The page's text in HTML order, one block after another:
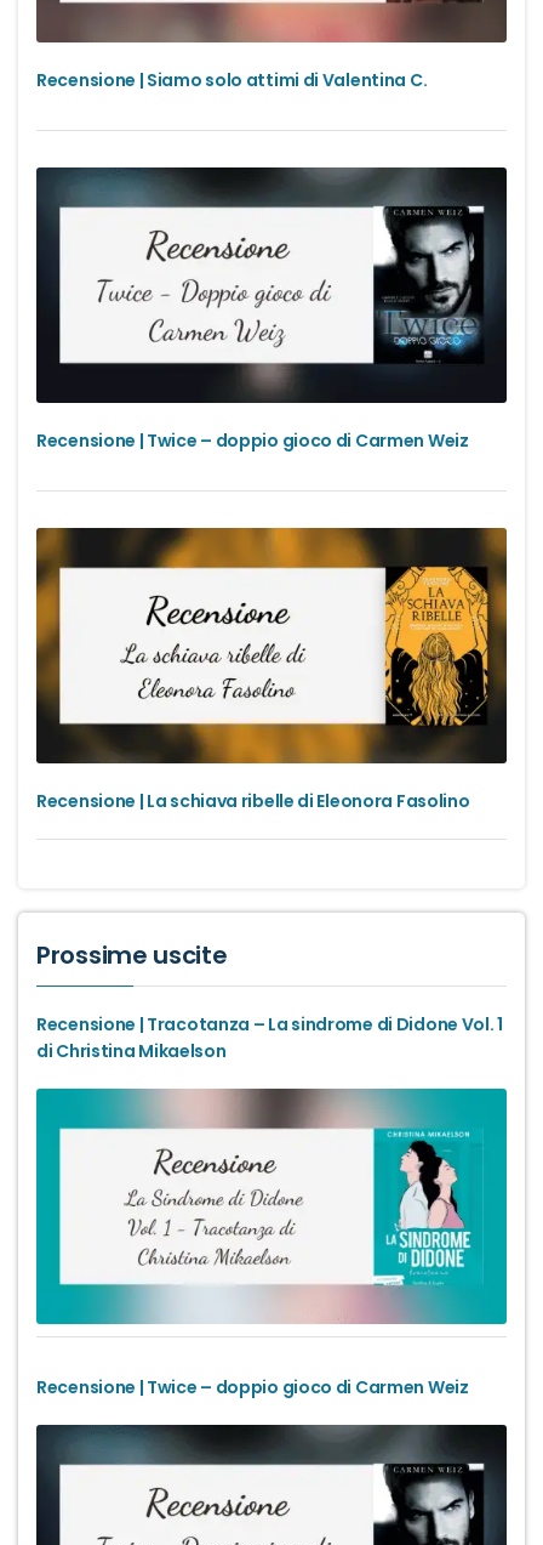
Recensione | Siamo solo attimi di Valentina C.
Recensione | Twice – doppio gioco di Carmen Weiz
Recensione | La schiava ribelle di Eleonora Fasolino
Prossime uscite
Recensione | Tracotanza – La sindrome di Didone Vol. 1
di Christina Mikaelson
Recensione | Twice – doppio gioco di Carmen Weiz